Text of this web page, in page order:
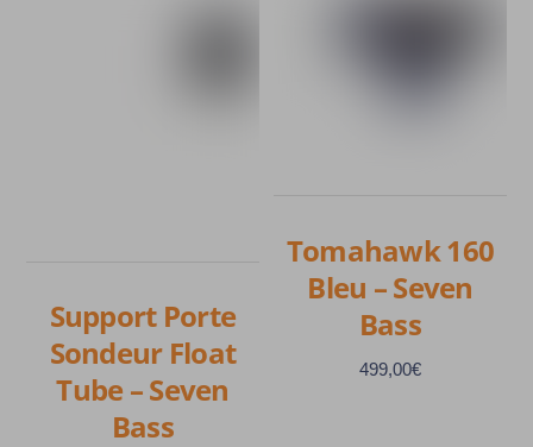
Support Porte
Sondeur Float
Tube – Seven
Bass
Tomahawk 160
Bleu – Seven
Bass
499,00€